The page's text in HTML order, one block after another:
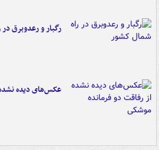
رگبار و رعدوبرق
عکس‌های دیده